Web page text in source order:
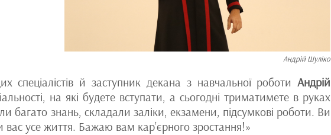
Андрій Шуліко
спеціалістів й заступник декана з навчальної роботиАндрій
на які будете вступати, а сьогодні триматимете в руках
багато знань, складали заліки, екзамени, підсумкові роботи. Ви
вас усе життя. Бажаю вам кар’єрного зростання!»